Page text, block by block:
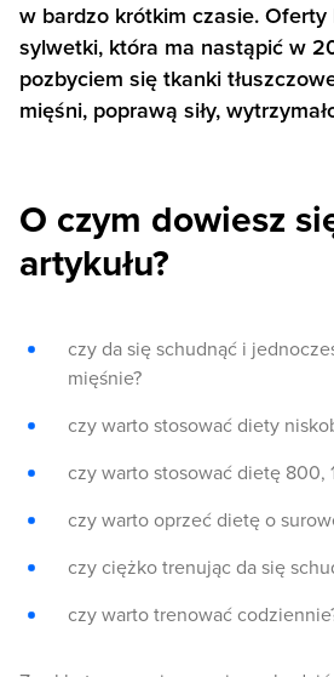
w bardzo krótkim czasie. Oferty
sylwetki, która ma nastąpić w
pozbyciem się tkanki
mięśni, poprawą siły,
O czym dowiesz
artykułu?
czy da się schudnąć i
mięśnie?
czy warto stosować diety
czy warto stosować dietę 800,
czy warto oprzeć dietę o
czy ciężko trenując da się
czy warto trenować